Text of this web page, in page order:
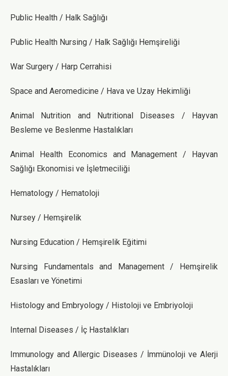
Public Health / Halk Sağlığı
Public Health Nursing / Halk Sağlığı Hemşireliği
War Surgery / Harp Cerrahisi
Space and Aeromedicine / Hava ve Uzay Hekimliği
Animal Nutrition and Nutritional Diseases / Hayvan
Besleme ve Beslenme Hastalıkları
Animal Health Economics and Management / Hayvan
Sağlığı Ekonomisi ve İşletmeciliği
Hematology / Hematoloji
Nursey / Hemşirelik
Nursing Education / Hemşirelik Eğitimi
Nursing Fundamentals and Management / Hemşirelik
Esasları ve Yönetimi
Histology and Embryology / Histoloji ve Embriyoloji
​Internal Diseases / İç Hastalıkları
Immunology and Allergic Diseases / İmmünoloji ve Alerji
Hastalıkları